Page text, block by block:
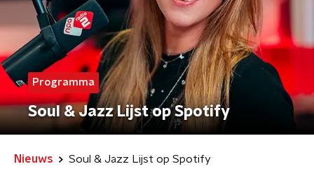
Programma
Soul & Jazz Lijst op Spotify
Nieuws Soul & Jazz Lijst op Spotify